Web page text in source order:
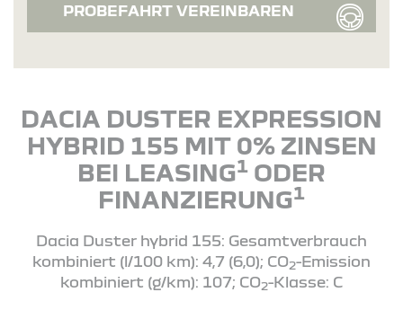
PROBEFAHRT VEREINBAREN
DACIA DUSTER EXPRESSION
HYBRID 155 MIT 0% ZINSEN
BEI LEASING1 ODER
FINANZIERUNG1
Dacia Duster hybrid 155: Gesamtverbrauch
kombiniert (l/100 km): 4,7 (6,0); CO2-Emission
kombiniert (g/km): 107; CO2-Klasse: C